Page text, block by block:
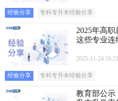
经验分享 专科专升本经验分享
2025年高职
这些专业连
2025-11-24 16:21
经验分享 专科专升本经验分享
教育部公示